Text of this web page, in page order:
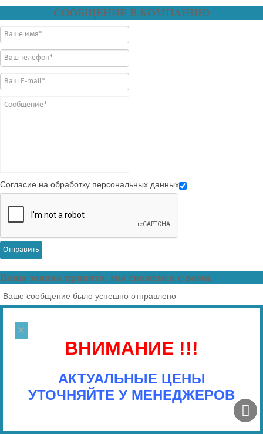
СООБЩЕНИЕ В КОМПАНИЮ
Согласие на обработку персональных данных
Отправить
Ваша заявка принята, мы свяжемся с вами.
Ваше сообщение было успешно отправлено
×
ВНИМАНИЕ !!!
АКТУАЛЬНЫЕ ЦЕНЫ
УТОЧНЯЙТЕ У МЕНЕДЖЕРОВ